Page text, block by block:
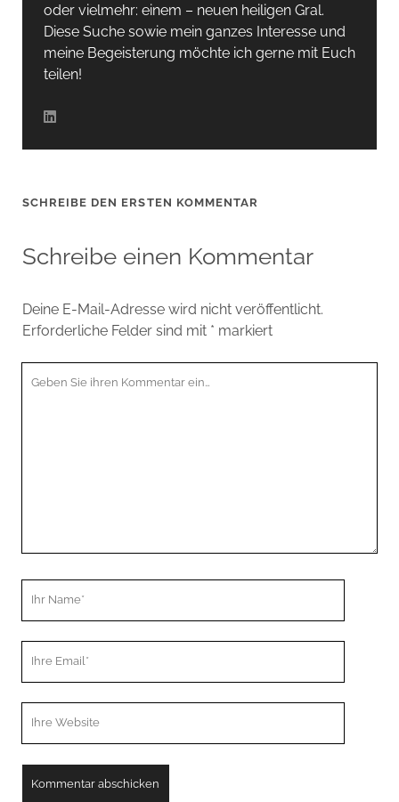
oder vielmehr: einem – neuen heiligen Gral.
Diese Suche sowie mein ganzes Interesse und
meine Begeisterung möchte ich gerne mit Euch
teilen!
SCHREIBE DEN ERSTEN KOMMENTAR
Schreibe einen Kommentar
Deine E-Mail-Adresse wird nicht veröffentlicht.
Erforderliche Felder sind mit * markiert